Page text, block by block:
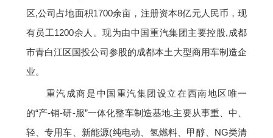
区,公司占地面积1700余亩，注册资本8亿元人民币，现
有员工1200余人。现为由中国重汽集团主要控股,成都
市青白江区国投公司参股的成都本土大型商用车制造企
业。
重汽成商是中国重汽集团设立在西南地区唯一
的“产-销-研-服”一体化整车制造基地,主要从事重、中、
轻、专用车、新能源(纯电动、氢燃料、甲醇、NG类清